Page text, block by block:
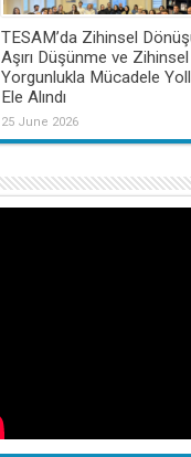
TESAM’da Zihinsel
Aşırı Düşünme ve Zihinsel
Yorgunlukla Mücadele
Ele Alındı
25 June 2026